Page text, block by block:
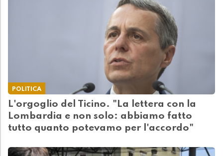
POLITICA
L'orgoglio del Ticino. "La lettera con la
Lombardia e non solo: abbiamo fatto
tutto quanto potevamo per l'accordo"